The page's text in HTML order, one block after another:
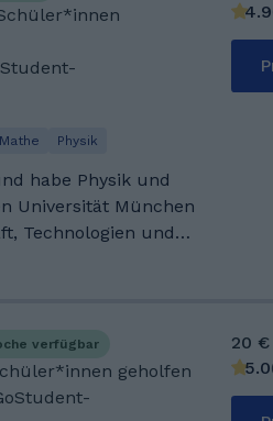
Mathe Physik
habe Physik und
Universität München
Technologien und
ich häufig in die
habe ich ein
Deutschland zu
4.9
verfügbar
geholfen
20
5.0